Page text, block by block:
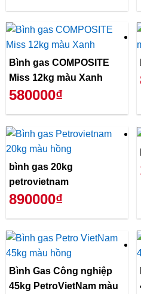
Bình gas COMPOSITE
Miss 12kg màu Xanh
580000₫
bình gas 20kg
petrovietnam
890000₫
Bình Gas Công nghiệp
45kg PetroVietNam màu